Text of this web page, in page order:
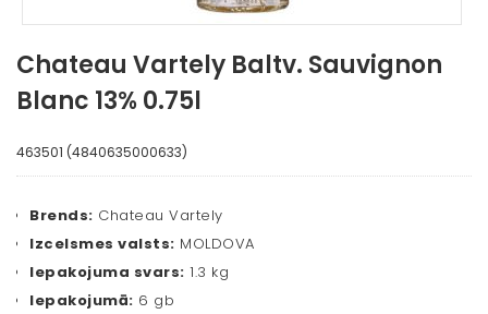
Chateau Vartely Baltv. Sauvignon
Blanc 13% 0.75l
463501 (4840635000633)
Brends: Chateau Vartely
Izcelsmes valsts: MOLDOVA
Iepakojuma svars: 1.3 kg
Iepakojumā: 6 gb